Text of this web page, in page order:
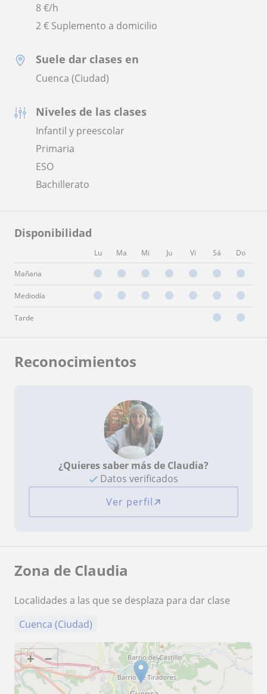
8€/h
2 € Suplemento a domicilio
Suele dar clases en
Cuenca (Ciudad)
Niveles de las clases
Infantil y preescolar
Primaria
ESO
Bachillerato
Disponibilidad
Lu Ma Mi Ju Vi Sá Do
Mañana
Mediodía
Tarde
Reconocimientos
¿Quieres saber más de Claudia?
Datos verificados
Ver perfil
Zona de Claudia
Localidades a las que se desplaza para dar clase
Cuenca (Ciudad)
+ −